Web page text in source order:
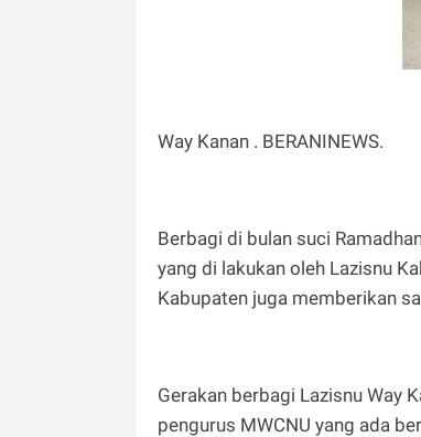
Way Kanan . BERANINEWS.
Berbagi di bulan suci
yang di lakukan oleh Lazisnu
Kabupaten juga memberikan
Gerakan berbagi Lazisnu Way
pengurus MWCNU yang ada